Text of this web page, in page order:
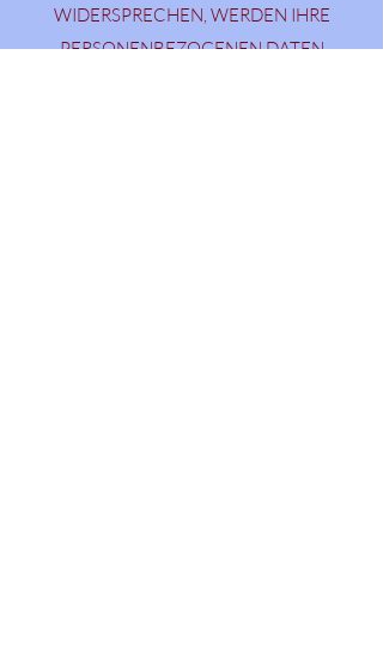
WIDERSPRECHEN, WERDEN IHRE
PERSONENBEZOGENEN DATEN